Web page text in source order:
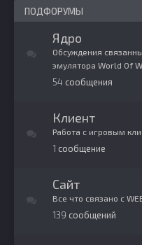
ПОДФОРУМЫ
Ядро
Обсуждения
эмулятора World Of
54 сообщения
Клиент
Работа с игровым
1 сообщение
Сайт
Все что связано с
139 сообщений